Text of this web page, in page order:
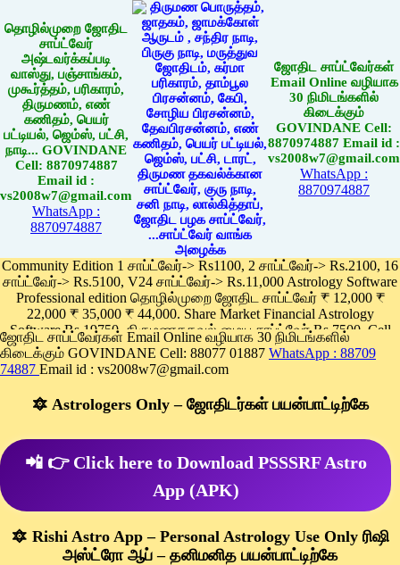
தொழில்முறை ஜோதிட
சாப்ட்வேர்
அஷ்டவர்க்கப்படி
வாஸ்து, பஞ்சாங்கம்,
முகூர்த்தம், பரிகாரம்,
திருமணம், எண்
கணிதம், பெயர்
பட்டியல், ஜெம்ஸ், பட்சி,
நாடி... GOVINDANE
Cell: 8870974887
Email id :
vs2008w7@gmail.com
WhatsApp :
8870974887
ஜோதிட சாப்ட்வேர்கள்
Email Online வழியாக
30 நிமிடங்களில்
கிடைக்கும்
GOVINDANE Cell:
8870974887 Email id :
vs2008w7@gmail.com
WhatsApp :
8870974887
Community Edition 1 சாப்ட்வேர்-> Rs1100, 2 சாப்ட்வேர்-> Rs.2100, 16
சாப்ட்வேர்-> Rs.5100, V24 சாப்ட்வேர்-> Rs.11,000 Astrology Software
Professional edition தொழில்முறை ஜோதிட சாப்ட்வேர் ₹ 12,000 ₹
22,000 ₹ 35,000 ₹ 44,000. Share Market Financial Astrology
Software Rs.19750, திருமணதகவல் மைய சாப்ட்வேர் Rs.7500, Cell
Phone App Rs. 1100
Pay online
ஜோதிட சாப்ட்வேர்கள் Email Online வழியாக 30 நிமிடங்களில்
கிடைக்கும் GOVINDANE Cell: 88077 01887 WhatsApp : 88709
74887 Email id : vs2008w7@gmail.com
🔯 Astrologers Only – ஜோதிடர்கள் பயன்பாட்டிற்கே
📲 👉 Click here to Download PSSSRF Astro
App (APK)
🔯 Rishi Astro App – Personal Astrology Use Only ரிஷி
அஸ்ட்ரோ ஆப் – தனிமனித பயன்பாட்டிற்கே